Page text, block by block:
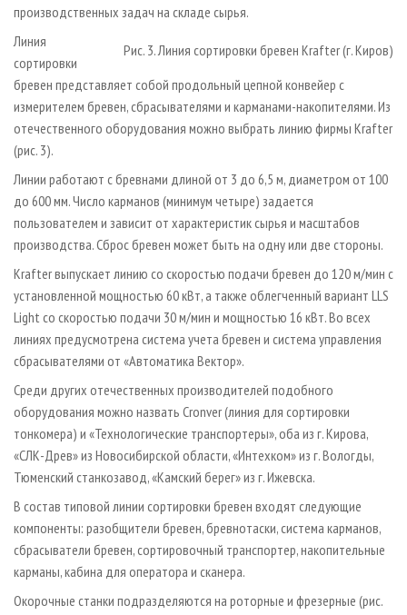
производственных задач на складе сырья.
Рис. 3. Линия сортировки бревен Krafter (г. Киров)
Линия
сортировки
бревен представляет собой продольный цепной конвейер с
измерителем бревен, сбрасывателями и карманами-накопителями. Из
отечественного оборудования можно выбрать линию фирмы Krafter
(рис. 3).
Линии работают с бревнами длиной от 3 до 6,5 м, диаметром от 100
до 600 мм. Число карманов (минимум четыре) задается
пользователем и зависит от характеристик сырья и масштабов
производства. Сброс бревен может быть на одну или две стороны.
Krafter выпускает линию со скоростью подачи бревен до 120 м/мин с
установленной мощностью 60 кВт, а также облегченный вариант LLS
Light со скоростью подачи 30 м/мин и мощностью 16 кВт. Во всех
линиях предусмотрена система учета бревен и система управления
сбрасывателями от «Автоматика Вектор».
Среди других отечественных производителей подобного
оборудования можно назвать Cronver (линия для сортировки
тонкомера) и «Технологические транспортеры», оба из г. Кирова,
«СЛК-Древ» из Новосибирской области, «Интехком» из г. Вологды,
Тюменский станкозавод, «Камский берег» из г. Ижевска.
В состав типовой линии сортировки бревен входят следующие
компоненты: разобщители бревен, бревнотаски, система карманов,
сбрасыватели бревен, сортировочный транспортер, накопительные
карманы, кабина для оператора и сканера.
Окорочные станки подразделяются на роторные и фрезерные (рис.